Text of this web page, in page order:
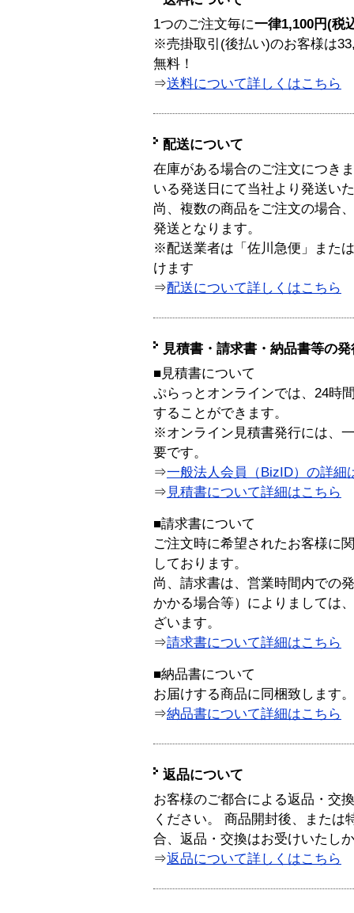
1つのご注文毎に一律1,100円(税
※売掛取引(後払い)のお客様は
無料！
⇒送料について詳しくはこちら
配送について
在庫がある場合のご注文につき
いる発送日にて当社より発送い
尚、複数の商品をご注文の場合
発送となります。
※配送業者は「佐川急便」また
けます
⇒配送について詳しくはこちら
見積書・請求書・納品書等の
■見積書について
ぷらっとオンラインでは、24時
することができます。
※オンライン見積書発行には、
要です。
⇒一般法人会員（BizID）の詳細
⇒ 見積書について詳細はこちら
■請求書について
ご注文時に希望されたお客様に
しております。
尚、請求書は、営業時間内での
かかる場合等）によりましては
ざいます。
⇒請求書について詳細はこちら
■納品書について
お届けする商品に同梱致します。
⇒納品書について詳細はこちら
返品について
お客様のご都合による返品・交
ください。 商品開封後、または
合、返品・交換はお受けいたし
⇒返品について詳しくはこちら